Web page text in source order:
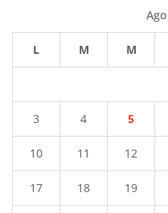
L M M
3 4 5
10 11 12
17 18 19